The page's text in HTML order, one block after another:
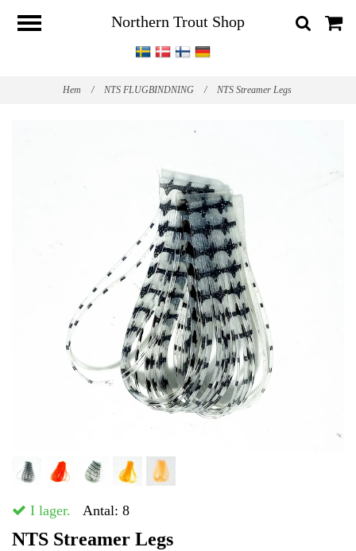
Northern Trout Shop
Hem / NTS FLUGBINDNING / NTS Streamer Legs
I lager. Antal: 8
NTS Streamer Legs